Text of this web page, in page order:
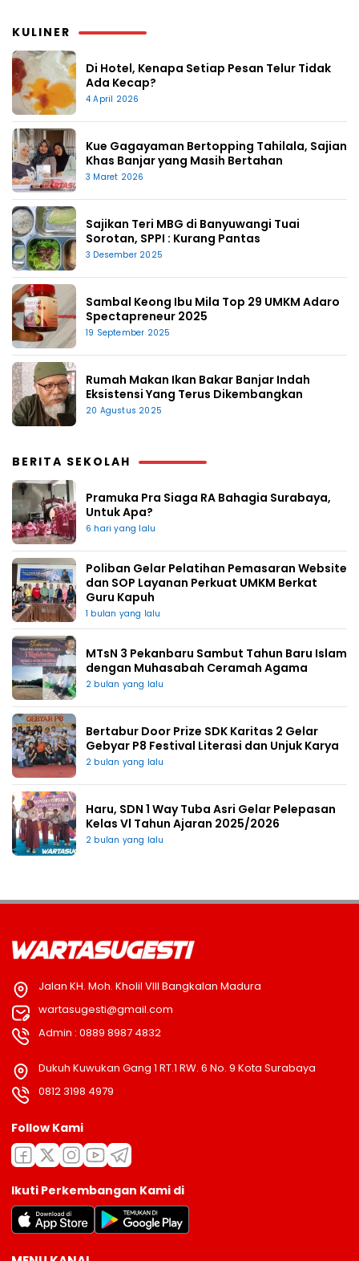
KULINER
Di Hotel, Kenapa Setiap Pesan Telur Tidak
Ada Kecap?
4 April 2026
Kue Gagayaman Bertopping Tahilala, Sajian
Khas Banjar yang Masih Bertahan
3 Maret 2026
Sajikan Teri MBG di Banyuwangi Tuai
Sorotan, SPPI : Kurang Pantas
3 Desember 2025
Sambal Keong Ibu Mila Top 29 UMKM Adaro
Spectapreneur 2025
19 September 2025
Rumah Makan Ikan Bakar Banjar Indah
Eksistensi Yang Terus Dikembangkan
20 Agustus 2025
BERITA SEKOLAH
Pramuka Pra Siaga RA Bahagia Surabaya,
Untuk Apa?
6 hari yang lalu
Poliban Gelar Pelatihan Pemasaran Website
dan SOP Layanan Perkuat UMKM Berkat
Guru Kapuh
1 bulan yang lalu
MTsN 3 Pekanbaru Sambut Tahun Baru Islam
dengan Muhasabah Ceramah Agama
2 bulan yang lalu
Bertabur Door Prize SDK Karitas 2 Gelar
Gebyar P8 Festival Literasi dan Unjuk Karya
2 bulan yang lalu
Haru, SDN 1 Way Tuba Asri Gelar Pelepasan
Kelas Vl Tahun Ajaran 2025/2026
2 bulan yang lalu
Jalan KH. Moh. Kholil VIII Bangkalan Madura
wartasugesti@gmail.com
Admin : 0889 8987 4832
Dukuh Kuwukan Gang 1 RT.1 RW. 6 No. 9 Kota Surabaya
0812 3198 4979
Follow Kami
Ikuti Perkembangan Kami di